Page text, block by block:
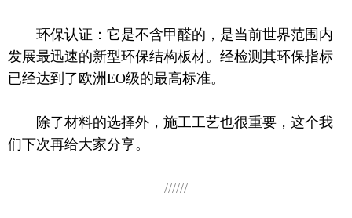
环保认证：它是不含甲醛的，是当前世界范围内
发展最迅速的新型环保结构板材。经检测其环保指标
已经达到了欧洲EO级的最高标准。
除了材料的选择外，施工工艺也很重要，这个我
们下次再给大家分享。
//////